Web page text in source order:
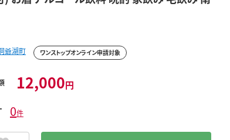
爺湖町 ワンストップオンライン申請対象
12,000円
0件